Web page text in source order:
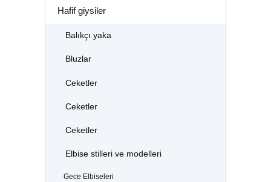
Hafif giysiler
Balıkçı yaka
Bluzlar
Ceketler
Ceketler
Ceketler
Elbise stilleri ve modelleri
Gece Elbiseleri